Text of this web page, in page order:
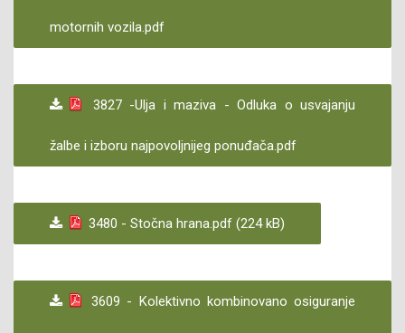
motornih vozila.pdf
3827 -Ulja i maziva - Odluka o usvajanju
žalbe i izboru najpovoljnijeg ponuđača.pdf
3480 - Stočna hrana.pdf (224 kB)
3609 - Kolektivno kombinovano osiguranje